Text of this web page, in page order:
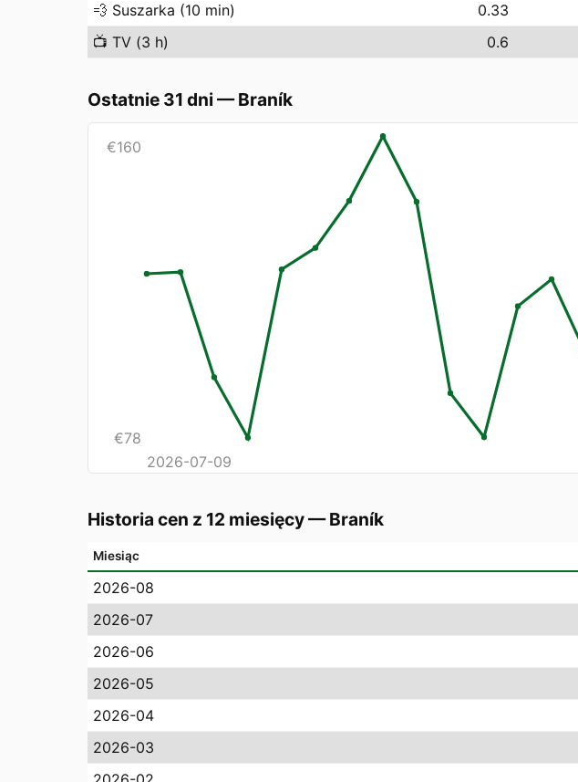
💨 Suszarka (10 min) 0.33
📺 TV (3 h) 0.6
Ostatnie 31 dni —Braník
€160
€78
2026-07-09
Historia cen z 12 miesięcy—Braník
Miesiąc
2026-08
2026-07
2026-06
2026-05
2026-04
2026-03